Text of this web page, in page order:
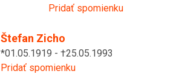
Pridať spomienku
Štefan Zicho
*01.05.1919 - †25.05.1993
Pridať spomienku